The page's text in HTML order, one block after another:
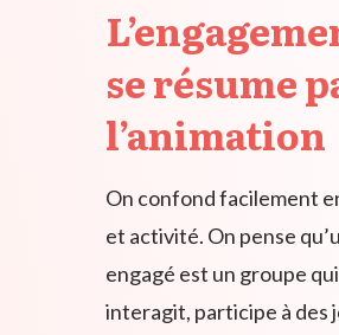
se résume
l’animation
On confond facilement
et activité. On pense
engagé est un groupe
interagit, participe à des